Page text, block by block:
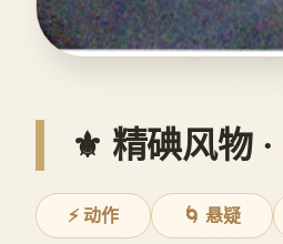
⚜️ 精碘风物
⚡ 动作 🌀 悬疑